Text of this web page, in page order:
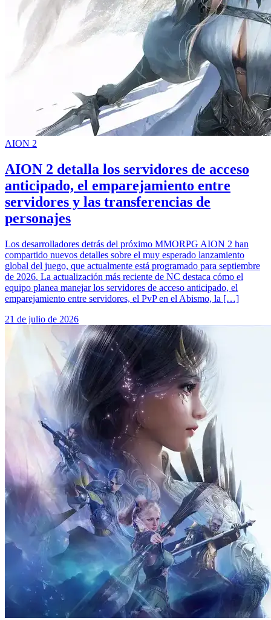
AION 2
AION 2 detalla los servidores de acceso
anticipado, el emparejamiento entre
servidores y las transferencias de
personajes
Los desarrolladores detrás del próximo MMORPG AION 2 han
compartido nuevos detalles sobre el muy esperado lanzamiento
global del juego, que actualmente está programado para septiembre
de 2026. La actualización más reciente de NC destaca cómo el
equipo planea manejar los servidores de acceso anticipado, el
emparejamiento entre servidores, el PvP en el Abismo, la […]
21 de julio de 2026